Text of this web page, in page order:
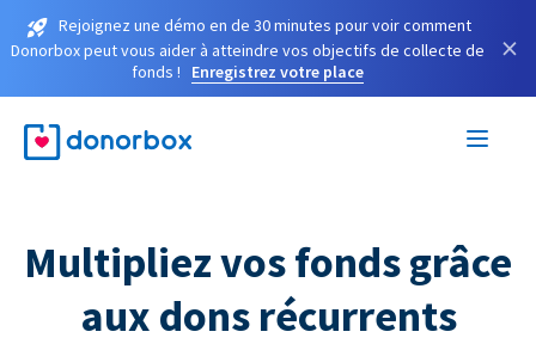
Rejoignez une démo en de 30 minutes pour voir comment
Donorbox peut vous aider à atteindre vos objectifs de collecte de
fonds !
Enregistrez votre place
×
Multipliez vos fonds grâce
aux dons récurrents